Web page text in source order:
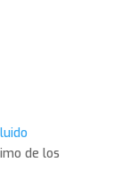
de los